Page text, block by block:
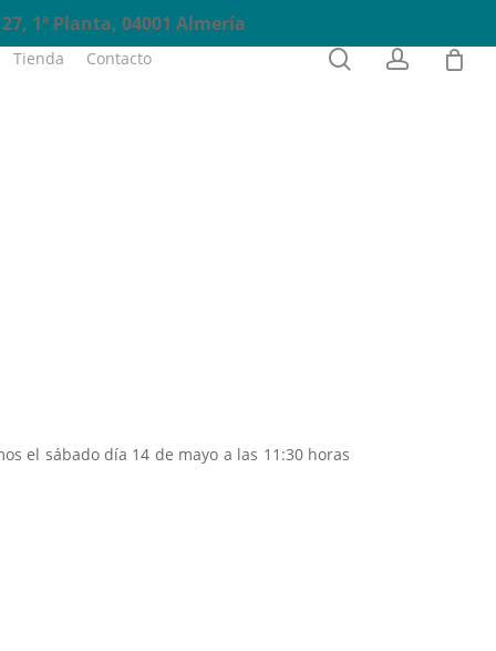
1ª Planta, 04001 Almería
Tienda Contacto searchaccount
0
el sábado día 14 de mayo a las 11:30 horas